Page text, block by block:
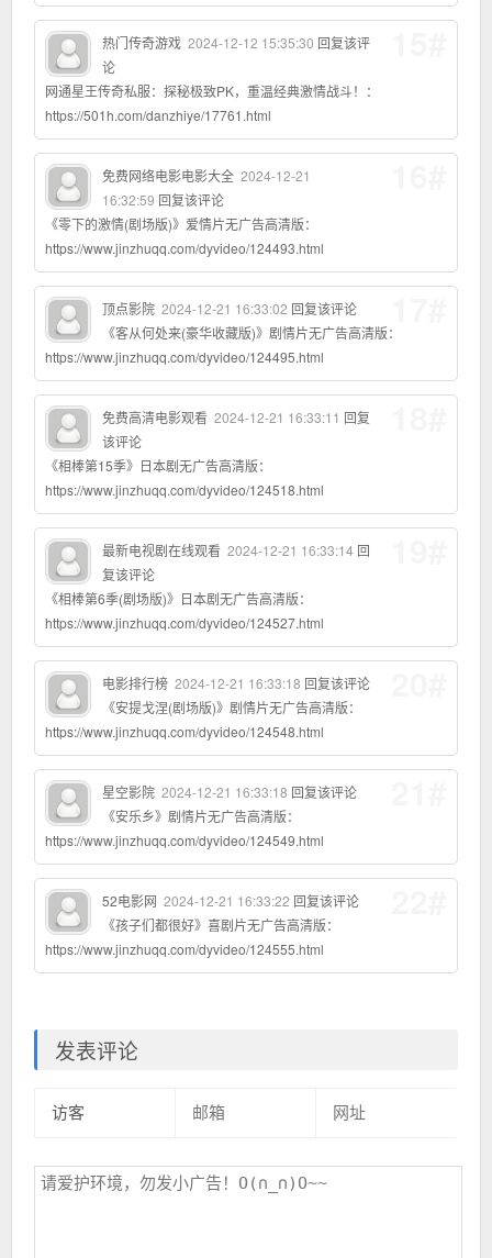
热门传奇游戏 2024-12-12 15:35:30 回复该评
论
网通星王传奇私服：探秘极致PK，重温经典激情战斗！：
https://501h.com/danzhiye/17761.html
免费网络电影电影大全 2024-12-21
16:32:59 回复该评论
《零下的激情(剧场版)》爱情片无广告高清版：
https://www.jinzhuqq.com/dyvideo/124493.html
顶点影院 2024-12-21 16:33:02 回复该评论
《客从何处来(豪华收藏版)》剧情片无广告高清版：
https://www.jinzhuqq.com/dyvideo/124495.html
免费高清电影观看 2024-12-21 16:33:11 回复
该评论
《相棒第15季》日本剧无广告高清版：
https://www.jinzhuqq.com/dyvideo/124518.html
最新电视剧在线观看 2024-12-21 16:33:14 回
复该评论
《相棒第6季(剧场版)》日本剧无广告高清版：
https://www.jinzhuqq.com/dyvideo/124527.html
电影排行榜 2024-12-21 16:33:18 回复该评论
《安提戈涅(剧场版)》剧情片无广告高清版：
https://www.jinzhuqq.com/dyvideo/124548.html
星空影院 2024-12-21 16:33:18 回复该评论
《安乐乡》剧情片无广告高清版：
https://www.jinzhuqq.com/dyvideo/124549.html
52电影网 2024-12-21 16:33:22 回复该评论
《孩子们都很好》喜剧片无广告高清版：
https://www.jinzhuqq.com/dyvideo/124555.html
发表评论